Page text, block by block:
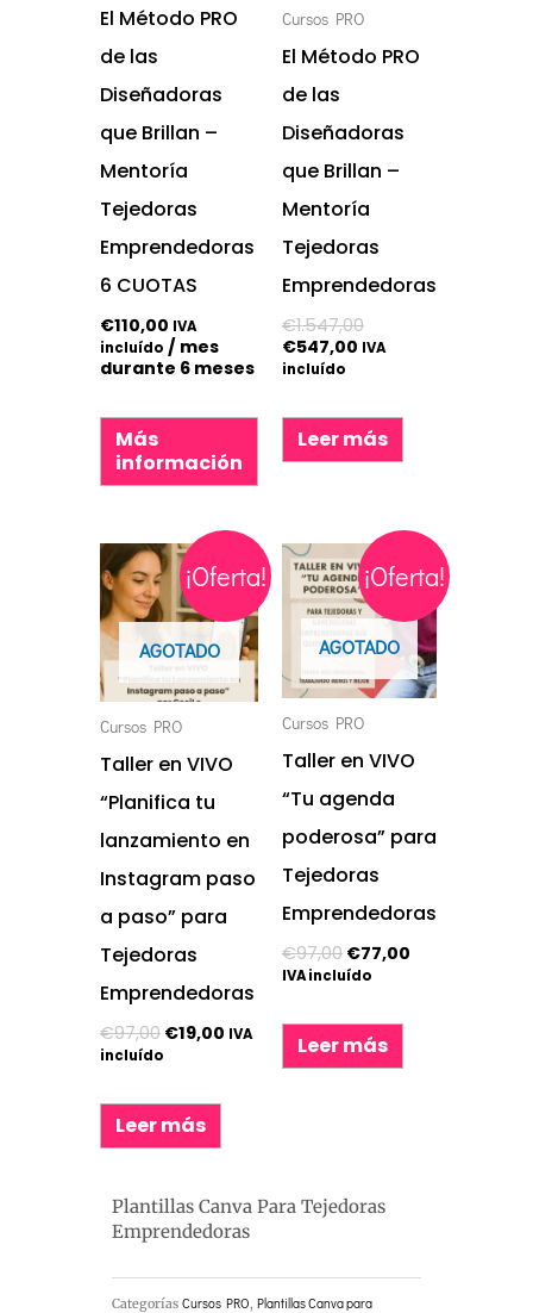
El Método PRO
de las
Diseñadoras
que Brillan –
Mentoría
Tejedoras
Emprendedoras
6 CUOTAS
€110,00 IVA
incluído / mes
durante 6 meses
Más
información
Cursos PRO
El Método PRO
de las
Diseñadoras
que Brillan –
Mentoría
Tejedoras
Emprendedoras
€1.547,00
€547,00 IVA
incluído
Leer más
¡Oferta!
AGOTADO
Cursos PRO
Taller en VIVO
“Planifica tu
lanzamiento en
Instagram paso
a paso” para
Tejedoras
Emprendedoras
€97,00
El
precio
original
era:
€97,00.
€19,00
precio
actual
es:
€19,00.
IVA
incluído
Leer más
¡Oferta!
AGOTADO
Cursos PRO
Taller en VIVO
“Tu agenda
poderosa” para
Tejedoras
Emprendedoras
€97,00
El
precio
original
era:
€97,00.
€77,00
precio
actual
es:
€77,00.
IVA incluído
Leer más
Plantillas Canva Para Tejedoras
Emprendedoras
Categorías Cursos PRO, Plantillas Canva para